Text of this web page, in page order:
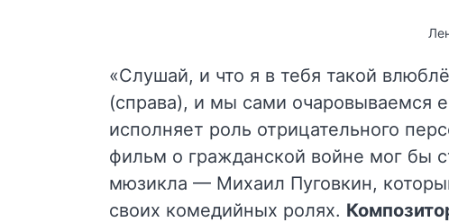
«Слушай, и что я в тебя такой
(справа), и мы сами очаровываемся
исполняет роль отрицательного
фильм о гражданской войне мог бы
мюзикла — Михаил Пуговкин,
своих комедийных ролях.